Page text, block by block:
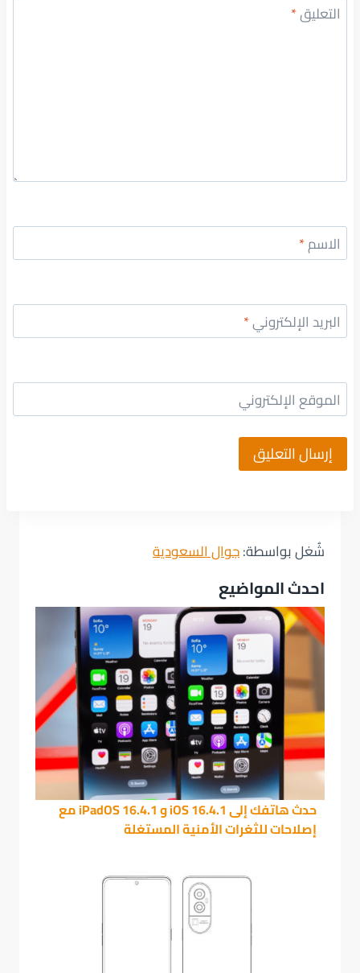
التعليق*
الاسم*
البريد الإلكتروني*
الموقع الإلكتروني
شُغل بواسطة:جوال السعودية
احدث المواضيع
حدث هاتفك إلى iOS 16.4.1 و iPadOS 16.4.1 مع
إصلاحات للثغرات الأمنية المستغلة